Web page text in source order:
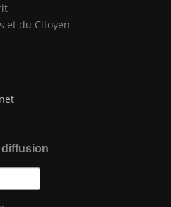
et du Citoyen
diffusion